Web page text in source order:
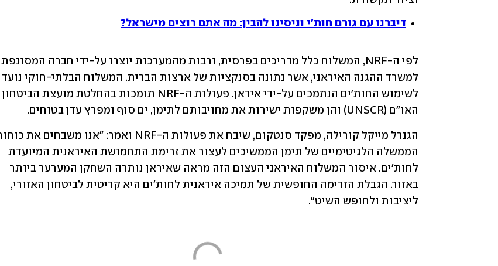
דיברנו עם גורם חות'י וניסינו להבין: מה אתם רוצים מישראל?
האו"ם (UNSCR) והן משקפות ישירות את מחויבותם לתימן, ים סוף ומפרץ עדן בטוחים.
ליציבות ולחופש השיט".